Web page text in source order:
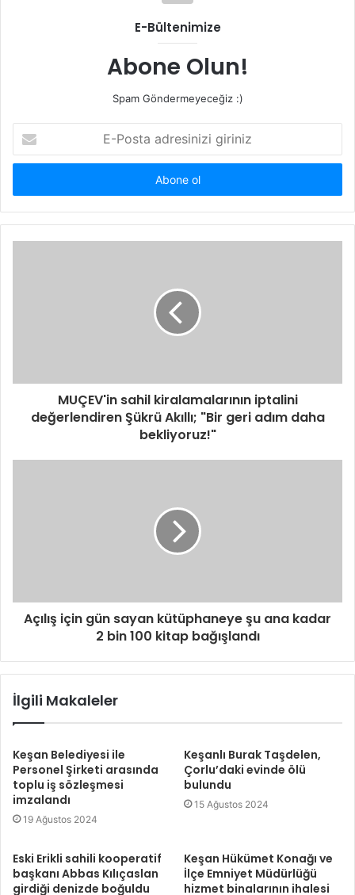
E-Bültenimize
Abone Olun!
Spam Göndermeyeceğiz :)
Posta
adresinizi
MUÇEV'in sahil kiralamalarının iptalini
değerlendiren Şükrü Akıllı; "Bir geri adım daha
bekliyoruz!"
Açılış için gün sayan kütüphaneye şu ana kadar
2 bin 100 kitap bağışlandı
İlgili Makaleler
Keşan Belediyesi ile
Personel Şirketi arasında
toplu iş sözleşmesi
imzalandı
19 Ağustos 2024
Keşanlı Burak Taşdelen,
Çorlu’daki evinde ölü
bulundu
15 Ağustos 2024
Eski Erikli sahili kooperatif
başkanı Abbas Kılıçaslan
girdiği denizde boğuldu
Keşan Hükümet Konağı ve
İlçe Emniyet Müdürlüğü
hizmet binalarının ihalesi